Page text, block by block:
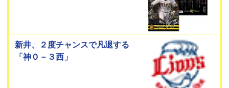
新井、２度チャンスで凡退する
「神０－３西」